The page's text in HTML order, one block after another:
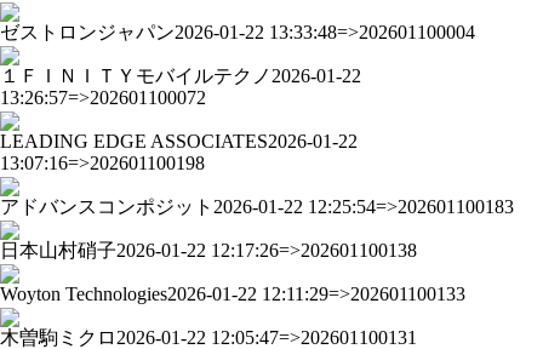
ゼストロンジャパン2026-01-22 13:33:48=>202601100004
１ＦＩＮＩＴＹモバイルテクノ 2026-01-22
13:26:57=>202601100072
LEADING EDGE ASSOCIATES2026-01-22
13:07:16=>202601100198
アドバンスコンポジット 2026-01-22 12:25:54=>202601100183
日本山村硝子2026-01-22 12:17:26=>202601100138
Woyton Technologies2026-01-22 12:11:29=>202601100133
木曽駒ミクロ 2026-01-22 12:05:47=>202601100131